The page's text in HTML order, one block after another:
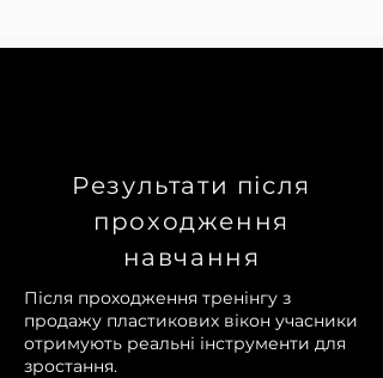
Результати після
проходження
навчання
Після проходження тренінгу з
продажу пластикових вікон учасники
отримують реальні інструменти для
зростання.